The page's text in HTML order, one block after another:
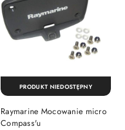
Raymarine Mocowanie micro
Compass'u
PRODUKT NIEDOSTĘPNY